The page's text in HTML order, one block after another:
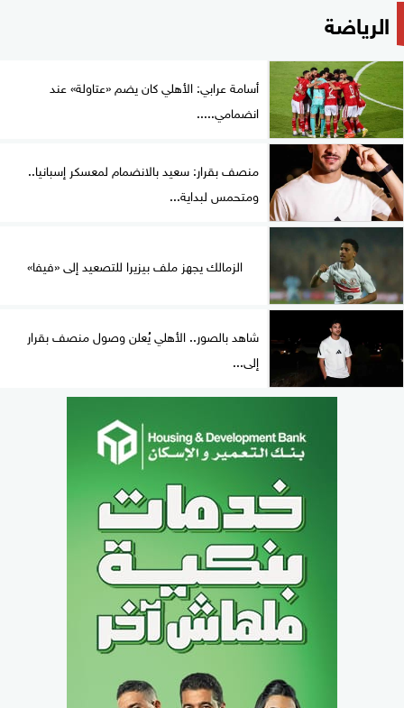
الرياضة
أسامة عرابي: الأهلي كان يضم «عتاولة» عند
انضمامي.....
منصف بقرار: سعيد بالانضمام لمعسكر إسبانيا..
ومتحمس لبداية...
الزمالك يجهز ملف بيزيرا للتصعيد إلى «فيفا»
شاهد بالصور.. الأهلي يُعلن وصول منصف بقرار
إلى...